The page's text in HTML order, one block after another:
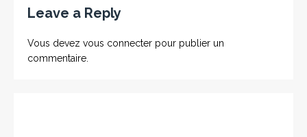
Leave a Reply
Vous devez vous connecter pour publier un
commentaire.